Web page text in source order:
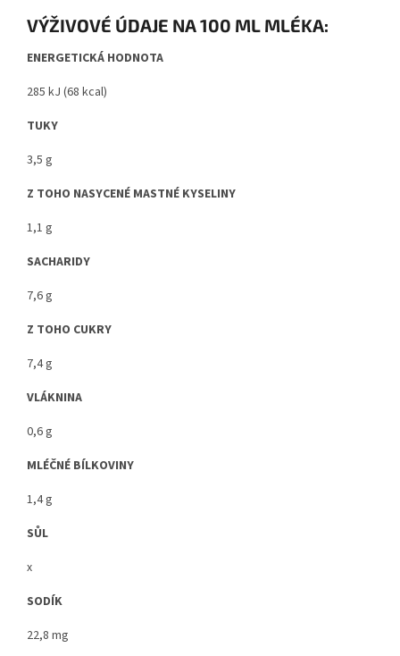
VÝŽIVOVÉ ÚDAJE NA 100 ML MLÉKA:
ENERGETICKÁ HODNOTA
285 kJ (68 kcal)
TUKY
3,5 g
Z TOHO NASYCENÉ MASTNÉ KYSELINY
1,1 g
SACHARIDY
7,6 g
Z TOHO CUKRY
7,4 g
VLÁKNINA
0,6 g
MLÉČNÉ BÍLKOVINY
1,4 g
SŮL
x
SODÍK
22,8 mg